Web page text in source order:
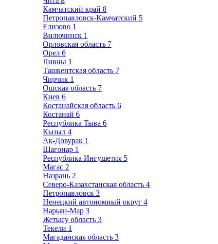
Камчатский край 8
Петропавловск-Камчатский 5
Елизово 1
Вилючинск 1
Орловская область 7
Орел 6
Ливны 1
Ташкентская область 7
Чирчик 1
Ошская область 7
Киев 6
Костанайская область 6
Костанай 6
Республика Тыва 6
Кызыл 4
Ак-Довурак 1
Шагонар 1
Республика Ингушетия 5
Магас 2
Назрань 2
Северо-Казахстанская область 4
Петропавловск 3
Ненецкий автономный округ 4
Нарьян-Мар 3
Жетысу область 3
Текели 1
Магаданская область 3